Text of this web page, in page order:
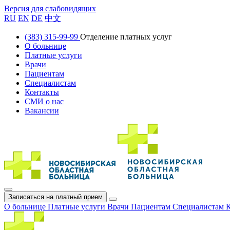
Версия для слабовидящих
RU EN DE 中文
(383) 315-99-99 Отделение платных услуг
О больнице
Платные услуги
Врачи
Пациентам
Специалистам
Контакты
СМИ о нас
Вакансии
Записаться на платный прием
О больнице Платные услуги Врачи Пациентам Специалистам